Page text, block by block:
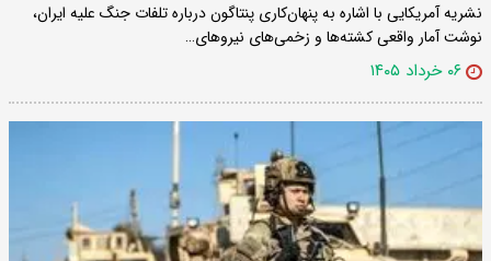
نشریه آمریکایی با اشاره به پنهان‌کاری پنتاگون درباره تلفات جنگ علیه ایران،
نوشت آمار واقعی کشته‌ها و زخمی‌های نیروهای…
۰۶ خرداد ۱۴۰۵